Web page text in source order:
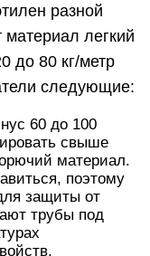
разной
легкий
до 80 кг/метр
следующие:
60 до 100
свыше
материал.
поэтому
защиты от
трубы под